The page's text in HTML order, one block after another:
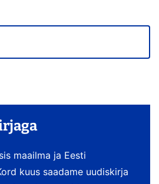
maailma ja Eesti
kuus saadame uudiskirja